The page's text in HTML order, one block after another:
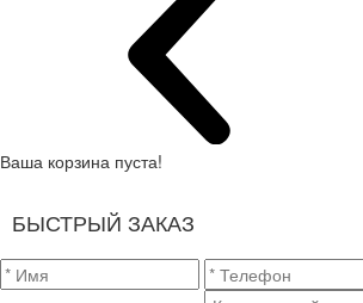
Ваша корзина пуста!
БЫСТРЫЙ ЗАКАЗ